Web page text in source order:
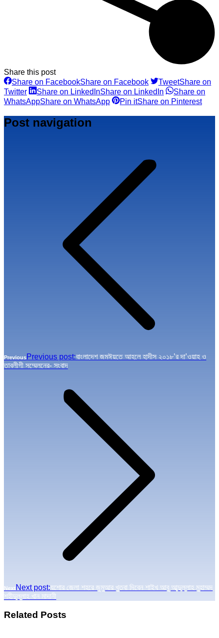
Share this post
Share on FacebookShare on Facebook TweetShare on
Twitter
Share on LinkedInShare on LinkedIn
Share on
WhatsAppShare on WhatsApp Pin itShare on Pinterest
Post navigation
PreviousPrevious post:বাংলাদেশ জমঈয়তে আহলে হাদীস ২০১৮’র দা’ওয়াহ ও
তাবলীগী সম্মেলনের- সংবাদ
Next Next post:যশোর জেলা শহরে জুমুআর খুতবা দিবেন শাইখ আবূ আব্দুল্লাহ মুহাম্মদ
শহীদুল্লাহ খান মাদানী
Related Posts